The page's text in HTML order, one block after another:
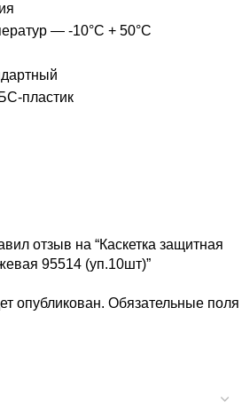
— -10°C + 50°C
пластик
отзыв на “Каскетка защитная
95514 (уп.10шт)”
опубликован. Обязательные поля